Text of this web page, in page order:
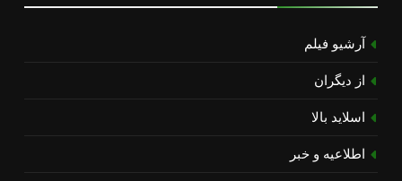
آرشیو فیلم
از دیگران
اسلاید بالا
اطلاعیه و خبر